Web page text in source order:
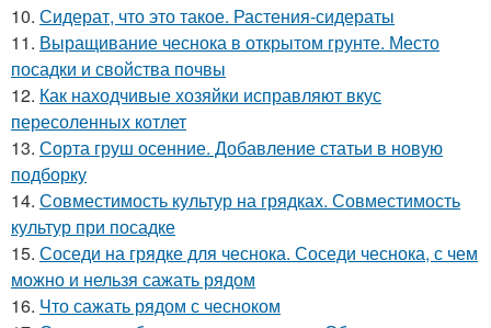
10. Сидерат, что это такое. Растения-сидераты
11. Выращивание чеснока в открытом грунте. Место
посадки и свойства почвы
12. Как находчивые хозяйки исправляют вкус
пересоленных котлет
13. Сорта груш осенние. Добавление статьи в новую
подборку
14. Совместимость культур на грядках. Совместимость
культур при посадке
15. Соседи на грядке для чеснока. Соседи чеснока, с чем
можно и нельзя сажать рядом
16. Что сажать рядом с чесноком